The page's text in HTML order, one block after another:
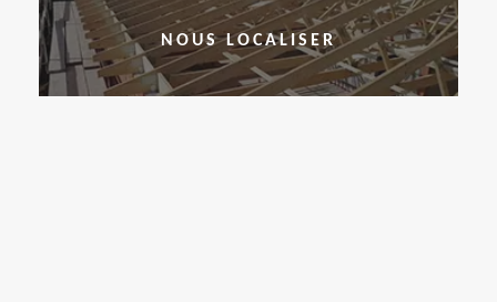
NOUS LOCALISER